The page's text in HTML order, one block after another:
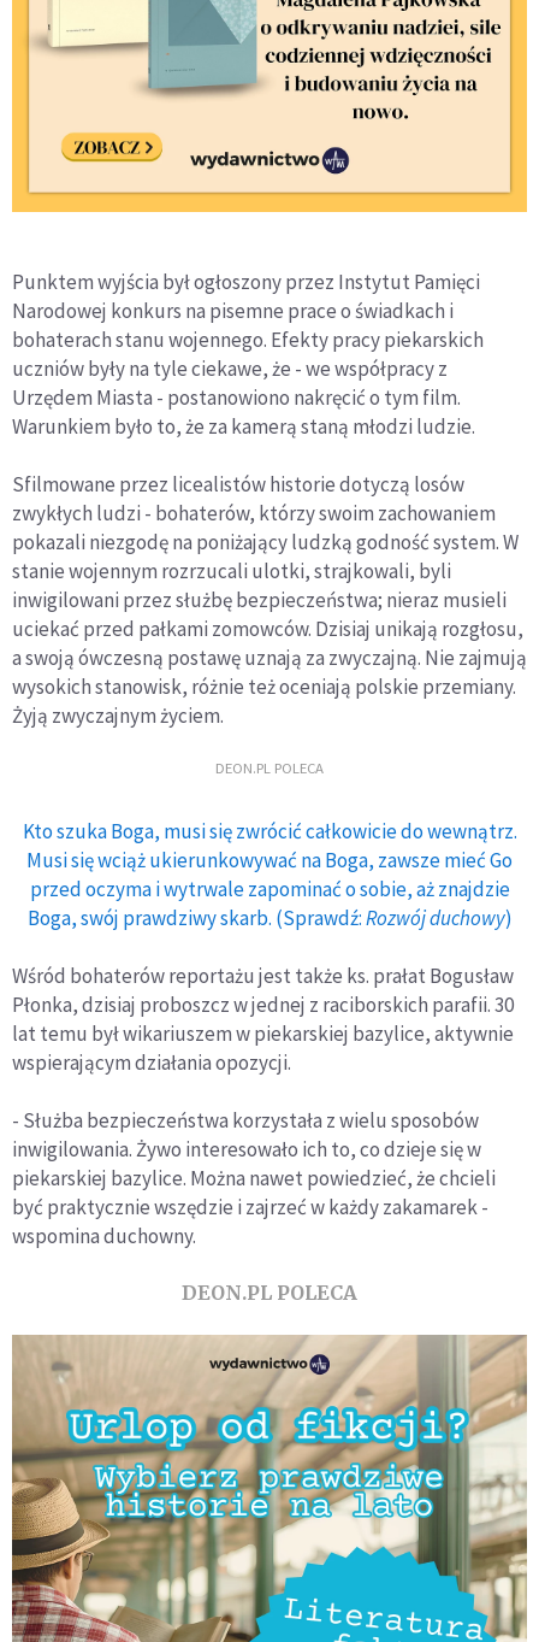
Punktem wyjścia był ogłoszony przez Instytut Pamięci
Narodowej konkurs na pisemne prace o świadkach i
bohaterach stanu wojennego. Efekty pracy piekarskich
uczniów były na tyle ciekawe, że - we współpracy z
Urzędem Miasta - postanowiono nakręcić o tym film.
Warunkiem było to, że za kamerą staną młodzi ludzie.
Sfilmowane przez licealistów historie dotyczą losów
zwykłych ludzi - bohaterów, którzy swoim zachowaniem
pokazali niezgodę na poniżający ludzką godność system. W
stanie wojennym rozrzucali ulotki, strajkowali, byli
inwigilowani przez służbę bezpieczeństwa; nieraz musieli
uciekać przed pałkami zomowców. Dzisiaj unikają rozgłosu,
a swoją ówczesną postawę uznają za zwyczajną. Nie zajmują
wysokich stanowisk, różnie też oceniają polskie przemiany.
Żyją zwyczajnym życiem.
DEON.PL POLECA
Kto szuka Boga, musi się zwrócić całkowicie do wewnątrz.
Musi się wciąż ukierunkowywać na Boga, zawsze mieć Go
przed oczyma i wytrwale zapominać o sobie, aż znajdzie
Boga, swój prawdziwy skarb. (Sprawdź:Rozwój duchowy)
Wśród bohaterów reportażu jest także ks. prałat Bogusław
Płonka, dzisiaj proboszcz w jednej z raciborskich parafii. 30
lat temu był wikariuszem w piekarskiej bazylice, aktywnie
wspierającym działania opozycji.
- Służba bezpieczeństwa korzystała z wielu sposobów
inwigilowania. Żywo interesowało ich to, co dzieje się w
piekarskiej bazylice. Można nawet powiedzieć, że chcieli
być praktycznie wszędzie i zajrzeć w każdy zakamarek -
wspomina duchowny.
DEON.PL POLECA